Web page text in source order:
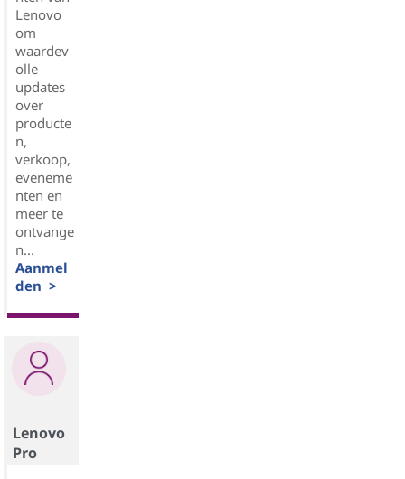
Lenovo
om
waardev
olle
updates
over
producte
n,
verkoop,
eveneme
nten en
meer te
ontvange
n...
Aanmel
den >
Lenovo
Pro